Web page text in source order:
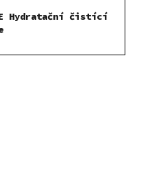
Hydratační čistící